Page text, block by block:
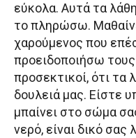
εύκολα. Αυτά τα
το πληρώσω.
χαρούμενος που
προειδοποιήσω τους
προσεκτικοί, ότι τα
δουλειά μας. Είστε
μπαίνει στο σώμα
νερό, είναι δικό σας